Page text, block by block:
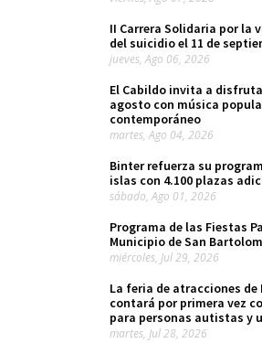
II Carrera Solidaria por la
del suicidio el 11 de
jueves, Ago 06, 2026
El Cabildo invita a
agosto con música
contemporáneo
martes, Ago 04, 2026
Binter refuerza su
islas con 4.100 plazas
sábado, Ago 01, 2026
Programa de las Fiestas
Municipio de San
miércoles, Jul 29, 2026
La feria de atracciones de
contará por primera vez
para personas autistas y
martes, Jul 28, 2026